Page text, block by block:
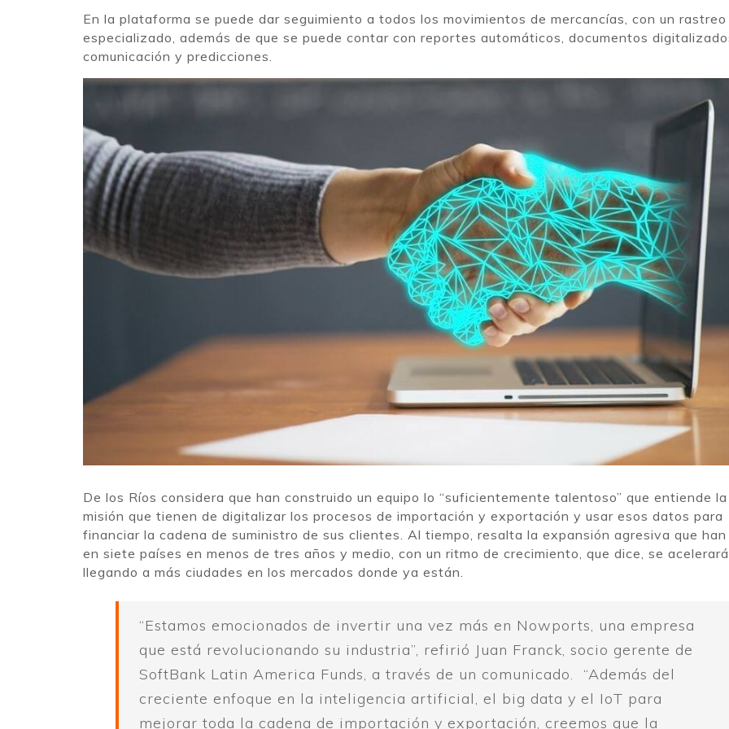
En la plataforma se puede dar seguimiento a todos los movimientos de mercancías, con un rastreo
especializado, además de que se puede contar con reportes automáticos, documentos
comunicación y predicciones.
De los Ríos considera que han construido un equipo lo “suficientemente talentoso” que entiende la
misión que tienen de digitalizar los procesos de importación y exportación y usar esos datos para
financiar la cadena de suministro de sus clientes. Al tiempo, resalta la expansión agresiva que
en siete países en menos de tres años y medio, con un ritmo de crecimiento, que dice, se acelerará
llegando a más ciudades en los mercados donde ya están.
“Estamos emocionados de invertir una vez más en Nowports, una empresa
que está revolucionando su industria”, refirió Juan Franck, socio gerente de
SoftBank Latin America Funds, a través de un comunicado. “Además del
creciente enfoque en la inteligencia artificial, el big data y el IoT para
mejorar toda la cadena de importación y exportación, creemos que la